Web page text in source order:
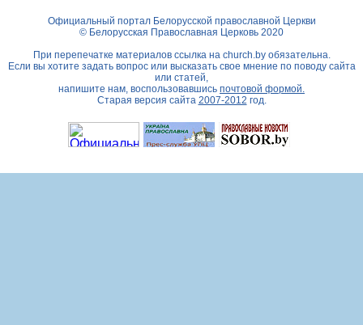
Официальный портал Белорусской православной Церкви
© Белорусская Православная Церковь 2020
При перепечатке материалов ссылка на church.byобязательна.
Если вы хотите задать вопрос или высказать свое мнение по поводу сайта
или статей,
напишите нам, воспользовавшись почтовой формой.
Старая версия сайта 2007-2012 год.